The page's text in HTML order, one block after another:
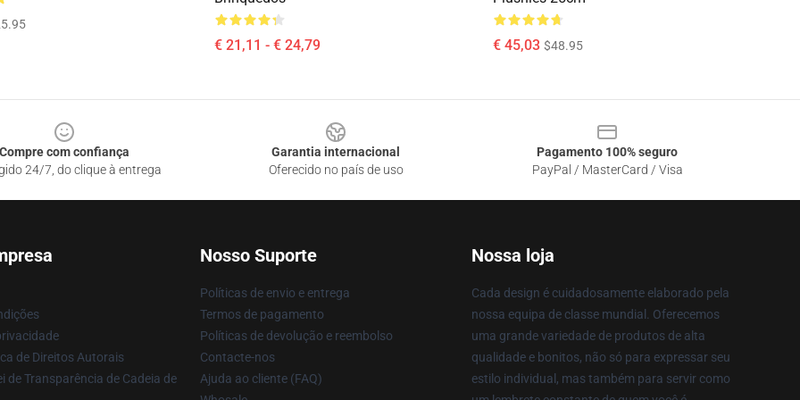
€ 21,11 - € 24,79 € 45,03 $48.95
Compre com confiança
24/7, do clique à entrega
Garantia internacional
Oferecido no país de uso
Pagamento 100% seguro
PayPal / MasterCard / Visa
de Direitos Autorais
de Transparência de Cadeia de
Nosso Suporte
Políticas de envio e entrega
Termos de pagamento
Políticas de devolução e reembolso
Contacte-nos
Ajuda ao cliente (FAQ)
Nossa loja
Cada design é cuidadosamente elaborado pela
nossa equipa de classe mundial. Oferecemos
uma grande variedade de produtos de alta
qualidade e bonitos, não só para expressar seu
estilo individual, mas também para servir como